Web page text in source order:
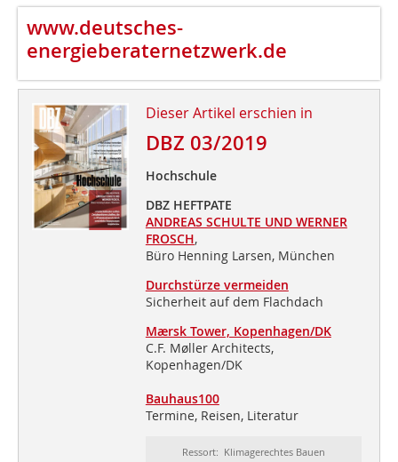
www.deutsches-
energieberaternetzwerk.de
Dieser Artikel erschien in
DBZ 03/2019
Hochschule
DBZ HEFTPATE
ANDREAS SCHULTE UND WERNER
FROSCH,
Büro Henning Larsen, München
Durchstürze vermeiden
Sicherheit auf dem Flachdach
Mærsk Tower, Kopenhagen/DK
C.F. Møller Architects,
Kopenhagen/DK
Bauhaus100
Termine, Reisen, Literatur
Ressort: Klimagerechtes Bauen